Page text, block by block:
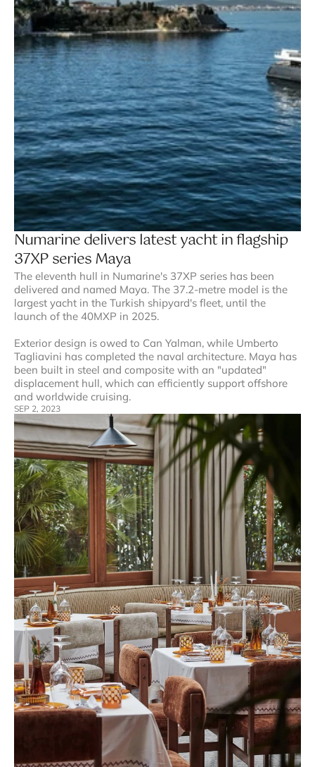
Numarine delivers latest yacht in flagship
37XP series Maya
The eleventh hull in Numarine's 37XP series has been
delivered and named Maya. The 37.2-metre model is the
largest yacht in the Turkish shipyard's fleet, until the
launch of the 40MXP in 2025.
Exterior design is owed to Can Yalman, while Umberto
Tagliavini has completed the naval architecture. Maya has
been built in steel and composite with an "updated"
displacement hull, which can efficiently support offshore
and worldwide cruising.
SEP 2, 2023